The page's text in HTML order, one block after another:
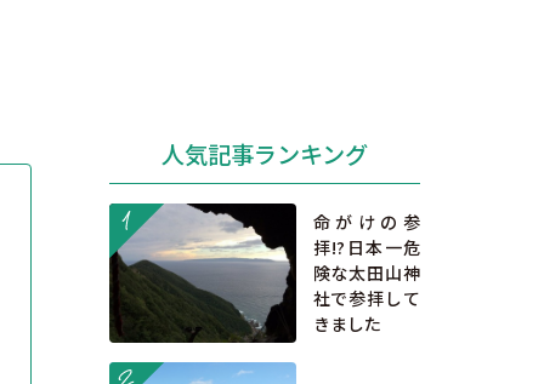
このサイトについて 観光資料
動画ライブラリー フォトライブラリー
お問い合わせ
人気記事ランキング
命がけの参
拝!?日本一危
険な太田山神
社で参拝して
きました
more
more